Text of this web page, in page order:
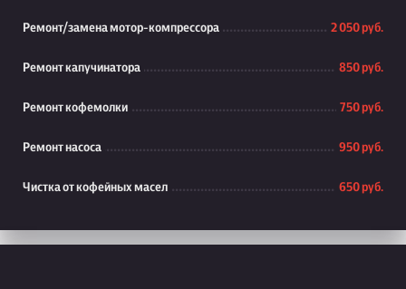
Ремонт/замена мотор-компрессора 2 050 руб.
Ремонт капучинатора 850 руб.
Ремонт кофемолки 750 руб.
Ремонт насоса 950 руб.
Чистка от кофейных масел 650 руб.